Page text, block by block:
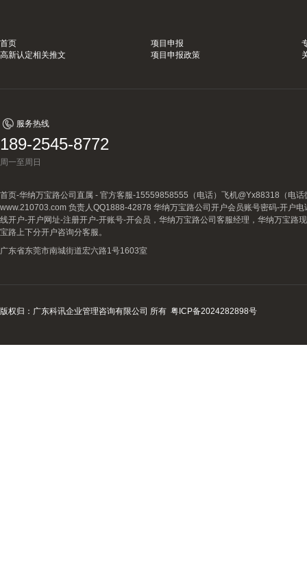
首页 项目申报
高新认定相关推文
项目申报政策
服务热线
189-2545-8772
周一至周日
首页-华纳万宝路公司直属 - 官方客服-15559858555（电话）飞机@Yx88318（电
www.210703.com 负责人QQ1888-42878 华纳万宝路公司开户会员账号密码-开户
线开户-开户网址-注册开户-开账号-开会员，华纳万宝路公司客服经理，华纳万宝路
宝路上下分开户咨询分客服。
广东省东莞市南城街道宏六路1号1603室
版权归：广东科讯企业管理咨询有限公司 所有 粤ICP备2024282898号